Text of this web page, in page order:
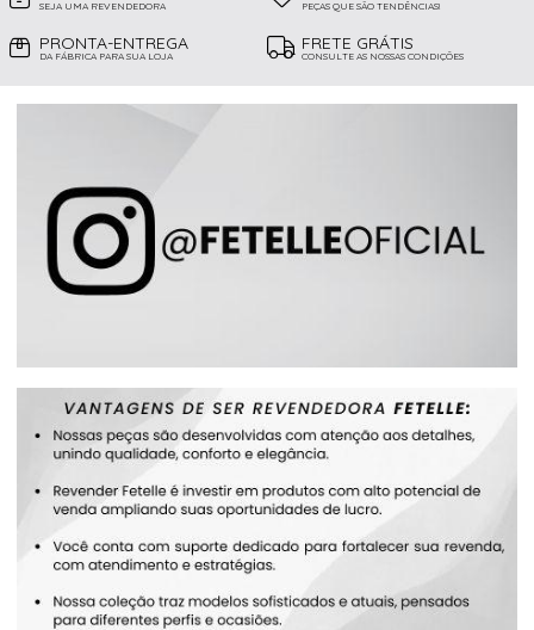
SEJA UMA REVENDEDORA PEÇAS QUE SÃO TENDÊNCIAS!
PRONTA-ENTREGA
DA FÁBRICA PARA SUA LOJA
FRETE GRÁTIS
CONSULTE AS NOSSAS CONDIÇÕES